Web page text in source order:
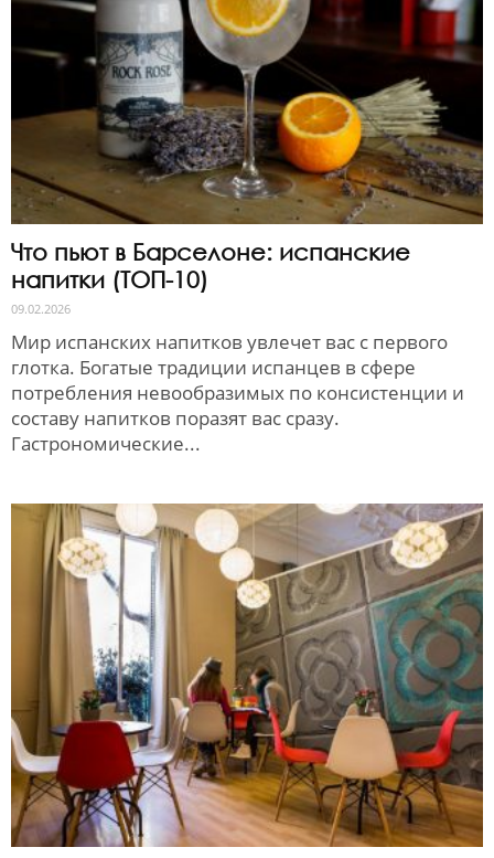
Что пьют в Барселоне: испанские
напитки (ТОП-10)
09.02.2026
Мир испанских напитков увлечет вас с первого
глотка. Богатые традиции испанцев в сфере
потребления невообразимых по консистенции и
составу напитков поразят вас сразу.
Гастрономические...